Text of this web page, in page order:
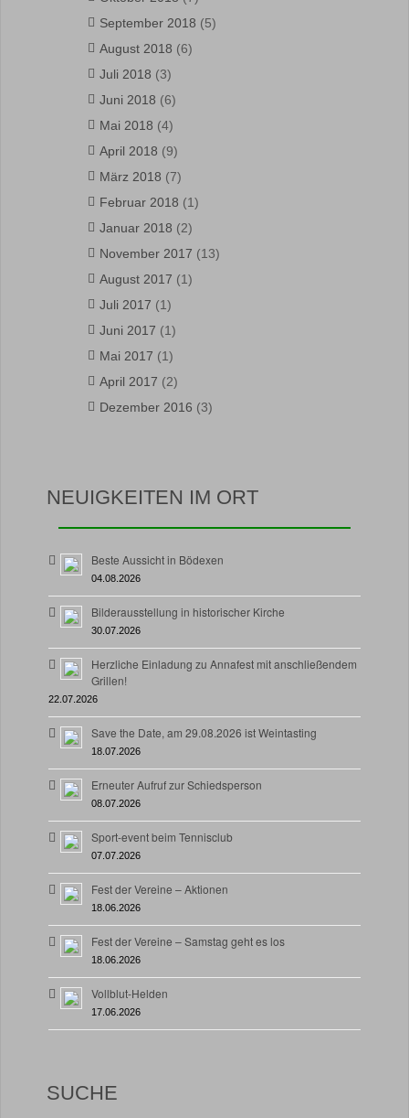
September 2018 (5)
August 2018 (6)
Juli 2018 (3)
Juni 2018 (6)
Mai 2018 (4)
April 2018 (9)
März 2018 (7)
Februar 2018 (1)
Januar 2018 (2)
November 2017 (13)
August 2017 (1)
Juli 2017 (1)
Juni 2017 (1)
Mai 2017 (1)
April 2017 (2)
Dezember 2016 (3)
NEUIGKEITEN IM ORT
Beste Aussicht in Bödexen
04.08.2026
Bilderausstellung in historischer Kirche
30.07.2026
Herzliche Einladung zu Annafest mit anschließendem
Grillen!
22.07.2026
Save the Date, am 29.08.2026 ist Weintasting
18.07.2026
Erneuter Aufruf zur Schiedsperson
08.07.2026
Sport-event beim Tennisclub
07.07.2026
Fest der Vereine – Aktionen
18.06.2026
Fest der Vereine – Samstag geht es los
18.06.2026
Vollblut-Helden
17.06.2026
SUCHE